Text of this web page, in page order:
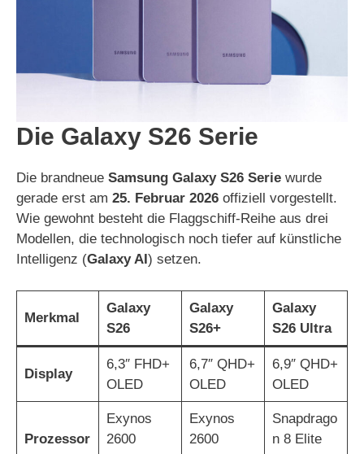
Die Galaxy S26 Serie
Die brandneue Samsung Galaxy S26 Serie wurde
gerade erst am 25. Februar 2026 offiziell vorgestellt.
Wie gewohnt besteht die Flaggschiff-Reihe aus drei
Modellen, die technologisch noch tiefer auf künstliche
Intelligenz (Galaxy AI ) setzen.
Merkmal
Galaxy
S26
Galaxy
S26+
Galaxy
S26 Ultra
Display
6,3″ FHD+
OLED
6,7″ QHD+
OLED
6,9″ QHD+
OLED
Prozessor
Exynos
2600
Exynos
2600
Snapdrago
n 8 Elite